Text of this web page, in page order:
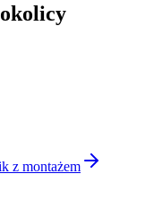
z montażem